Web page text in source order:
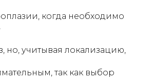
когда необходимо
но, учитывая локализацию,
так как выбор